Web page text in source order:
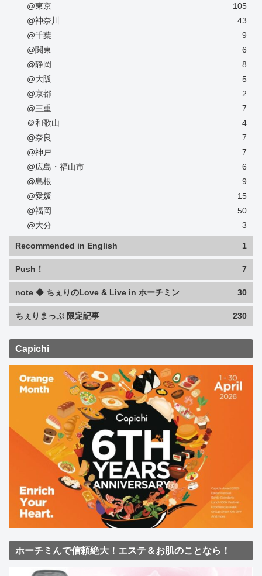
@東京
105
@神奈川
43
@千葉
9
@関東
6
@静岡
8
@大阪
5
@京都
2
@三重
7
＠和歌山
4
@奈良
7
@神戸
7
@広島・福山市
6
@島根
9
@愛媛
15
@福岡
50
@大分
3
Recommended in English 1
Push！ 7
note ◆ ちぇりのLove & Live in ホーチミン 30
ちぇりまっぷ 限定記事 230
Capichi
ホーチミんで信頼絶大！エステ＆お肌のことなら！